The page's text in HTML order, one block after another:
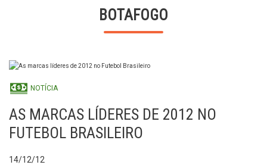
BOTAFOGO
NOTÍCIA
AS MARCAS LÍDERES DE 2012 NO
FUTEBOL BRASILEIRO
14/12/12